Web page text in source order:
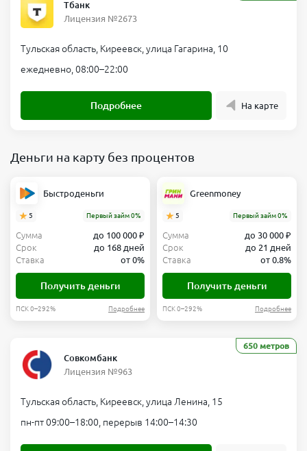
Тбанк
Лицензия №2673
Тульская область, Киреевск, улица Гагарина, 10
ежедневно, 08:00–22:00
Подробнее На карте
Деньги на карту без процентов
Быстроденьги
5 Первый займ 0%
Сумма
до 100 000 ₽
Срок
до 168 дней
Ставка
от 0%
Получить деньги
ПСК 0–292% Подробнее
Greenmoney
5 Первый займ 0%
Сумма
до 30 000 ₽
Срок
до 21 дней
Ставка
от 0.8%
Получить деньги
ПСК 0–292% Подробнее
650 метров
Совкомбанк
Лицензия №963
Тульская область, Киреевск, улица Ленина, 15
пн-пт 09:00–18:00, перерыв 14:00–14:30